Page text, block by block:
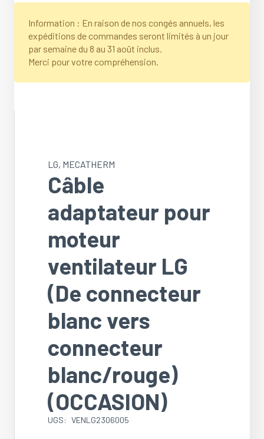
Information : En raison de nos congés annuels, les
expéditions de commandes seront limités à un jour
par semaine du 8 au 31 août inclus.
Merci pour votre compréhension.
LG, MECATHERM
Câble
adaptateur pour
moteur
ventilateur LG
(De connecteur
blanc vers
connecteur
blanc/rouge)
(OCCASION)
UGS: VENLG2306005